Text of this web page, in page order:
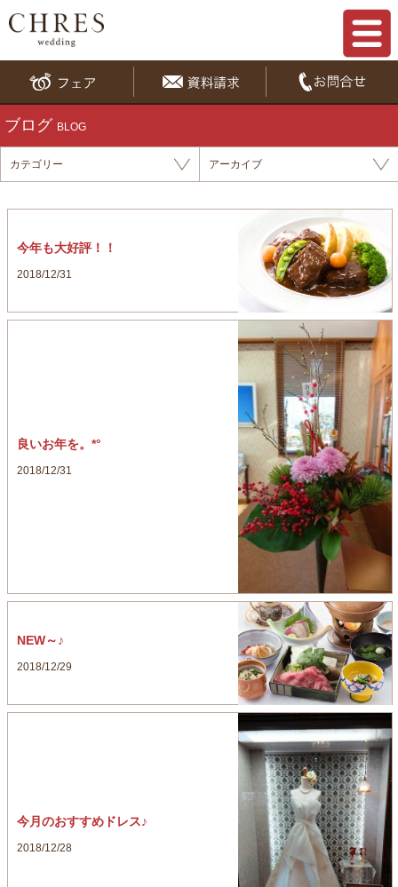
ブログ BLOG
カテゴリー アーカイブ
今年も大好評！！
2018/12/31
良いお年を。*°
2018/12/31
NEW～♪
2018/12/29
今月のおすすめドレス♪
2018/12/28